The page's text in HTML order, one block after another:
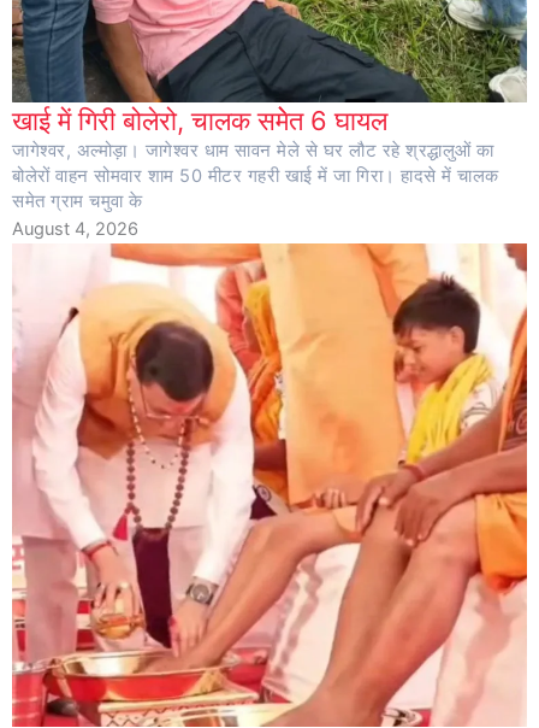
खाई में गिरी बोलेरो, चालक समेेत 6 घायल
जागेश्वर, अल्मोड़ा। जागेश्वर धाम सावन मेले से घर लौट रहे श्रद्धालुओं का
बोलेरों वाहन सोमवार शाम 50 मीटर गहरी खाई में जा गिरा। हादसे में चालक
समेत ग्राम चमुवा के
August 4, 2026